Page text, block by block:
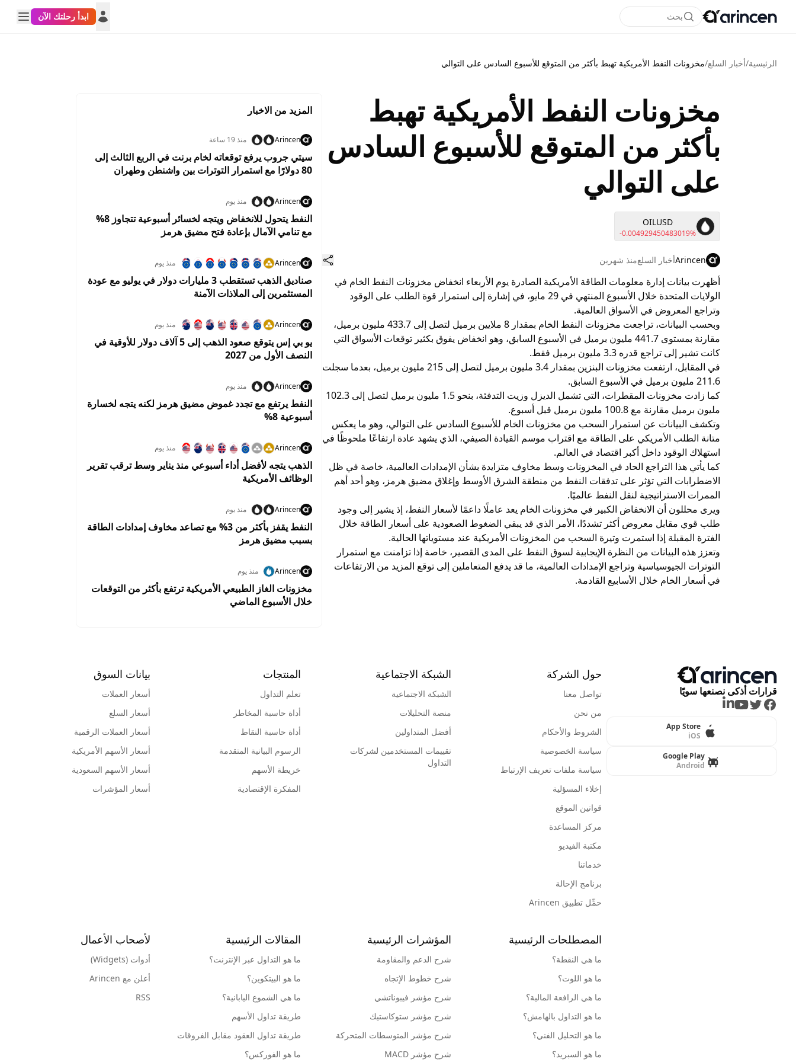
بحث ابدأ رحلتك الآن
الرئيسية/أخبار السلع/مخزونات النفط الأمريكية تهبط بأكثر من المتوقع للأسبوع السادس على التوالي
مخزونات النفط الأمريكية تهبط
بأكثر من المتوقع للأسبوع السادس
على التوالي
OILUSD
-0.004929450483019%
Arincenأخبار السلعمنذ شهرين
أظهرت بيانات إدارة معلومات الطاقة الأمريكية الصادرة يوم الأربعاء انخفاض مخزونات النفط الخام في
الولايات المتحدة خلال الأسبوع المنتهي في 29 مايو، في إشارة إلى استمرار قوة الطلب على الوقود
وتراجع المعروض في الأسواق العالمية.
وبحسب البيانات، تراجعت مخزونات النفط الخام بمقدار 8 ملايين برميل لتصل إلى 433.7 مليون برميل،
مقارنة بمستوى 441.7 مليون برميل في الأسبوع السابق، وهو انخفاض يفوق بكثير توقعات الأسواق التي
كانت تشير إلى تراجع قدره 3.3 مليون برميل فقط.
في المقابل، ارتفعت مخزونات البنزين بمقدار 3.4 مليون برميل لتصل إلى 215 مليون برميل، بعدما سجلت
211.6 مليون برميل في الأسبوع السابق.
كما زادت مخزونات المقطرات، التي تشمل الديزل وزيت التدفئة، بنحو 1.5 مليون برميل لتصل إلى 102.3
مليون برميل مقارنة مع 100.8 مليون برميل قبل أسبوع.
وتكشف البيانات عن استمرار السحب من مخزونات الخام للأسبوع السادس على التوالي، وهو ما يعكس
متانة الطلب الأمريكي على الطاقة مع اقتراب موسم القيادة الصيفي، الذي يشهد عادة ارتفاعًا ملحوظًا في
استهلاك الوقود داخل أكبر اقتصاد في العالم.
كما يأتي هذا التراجع الحاد في المخزونات وسط مخاوف متزايدة بشأن الإمدادات العالمية، خاصة في ظل
الاضطرابات التي تؤثر على تدفقات النفط من منطقة الشرق الأوسط وإغلاق مضيق هرمز، وهو أحد أهم
الممرات الاستراتيجية لنقل النفط عالميًا.
ويرى محللون أن الانخفاض الكبير في مخزونات الخام يعد عاملًا داعمًا لأسعار النفط، إذ يشير إلى وجود
طلب قوي مقابل معروض أكثر تشددًا، الأمر الذي قد يبقي الضغوط الصعودية على أسعار الطاقة خلال
الفترة المقبلة إذا استمرت وتيرة السحب من المخزونات الأمريكية عند مستوياتها الحالية.
وتعزز هذه البيانات من النظرة الإيجابية لسوق النفط على المدى القصير، خاصة إذا تزامنت مع استمرار
التوترات الجيوسياسية وتراجع الإمدادات العالمية، ما قد يدفع المتعاملين إلى توقع المزيد من الارتفاعات
في أسعار الخام خلال الأسابيع القادمة.
المزيد من الاخبار
Arincen منذ 19 ساعة
سيتي جروب يرفع توقعاته لخام برنت في الربع الثالث إلى
80 دولارًا مع استمرار التوترات بين واشنطن وطهران
Arincen منذ يوم
النفط يتحول للانخفاض ويتجه لخسائر أسبوعية تتجاوز 8%
مع تنامي الآمال بإعادة فتح مضيق هرمز
Arincen منذ يوم
صناديق الذهب تستقطب 3 مليارات دولار في يوليو مع عودة
المستثمرين إلى الملاذات الآمنة
Arincen منذ يوم
يو بي إس يتوقع صعود الذهب إلى 5 آلاف دولار للأوقية في
النصف الأول من 2027
Arincen منذ يوم
النفط يرتفع مع تجدد غموض مضيق هرمز لكنه يتجه لخسارة
أسبوعية 8%
Arincen منذ يوم
الذهب يتجه لأفضل أداء أسبوعي منذ يناير وسط ترقب تقرير
الوظائف الأمريكية
Arincen منذ يوم
النفط يقفز بأكثر من 3% مع تصاعد مخاوف إمدادات الطاقة
بسبب مضيق هرمز
Arincen منذ يوم
مخزونات الغاز الطبيعي الأمريكية ترتفع بأكثر من التوقعات
خلال الأسبوع الماضي
قرارات أذكى نصنعها سويًا
Facebook
Twitter
Youtube
LinkedIn
App Store
iOS
Google Play
Android
حول الشركة
تواصل معنا
من نحن
الشروط والأحكام
سياسة الخصوصية
سياسة ملفات تعريف الإرتباط
إخلاء المسؤلية
قوانين الموقع
مركز المساعدة
مكتبة الفيديو
خدماتنا
برنامج الإحالة
حمِّل تطبيق Arincen
الشبكة الاجتماعية
الشبكة الاجتماعية
منصة التحليلات
أفضل المتداولين
تقييمات المستخدمين لشركات
التداول
المنتجات
تعلم التداول
أداة حاسبة المخاطر
أداة حاسبة النقاط
الرسوم البيانية المتقدمة
خريطة الأسهم
المفكرة الإقتصادية
بيانات السوق
أسعار العملات
أسعار السلع
أسعار العملات الرقمية
أسعار الأسهم الأمريكية
أسعار الأسهم السعودية
أسعار المؤشرات
المصطلحات الرئيسية
ما هي النقطة؟
ما هو اللوت؟
ما هي الرافعة المالية؟
ما هو التداول بالهامش؟
ما هو التحليل الفني؟
ما هو السبريد؟
المؤشرات الرئيسية
شرح الدعم والمقاومة
شرح خطوط الإتجاه
شرح مؤشر فيبوناتشي
شرح مؤشر ستوكاستيك
شرح مؤشر المتوسطات المتحركة
شرح مؤشر MACD
المقالات الرئيسية
ما هو التداول عبر الإنترنت؟
ما هو البيتكوين؟
ما هي الشموع اليابانية؟
طريقة تداول الأسهم
طريقة تداول العقود مقابل الفروقات
ما هو الفوركس؟
لأصحاب الأعمال
أدوات (Widgets)
أعلن مع Arincen
RSS